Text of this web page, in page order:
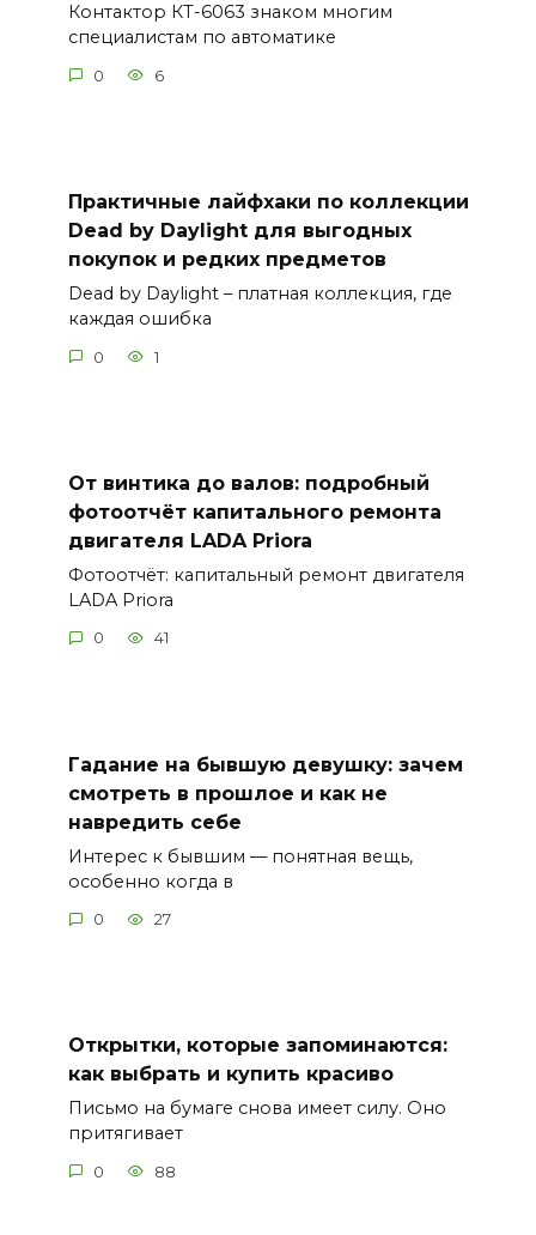
Контактор КТ-6063 знаком многим
специалистам по автоматике
0 6
Практичные лайфхаки по коллекции
Dead by Daylight для выгодных
покупок и редких предметов
Dead by Daylight – платная коллекция, где
каждая ошибка
0 1
От винтика до валов: подробный
фотоотчёт капитального ремонта
двигателя LADA Priora
Фотоотчёт: капитальный ремонт двигателя
LADA Priora
0 41
Гадание на бывшую девушку: зачем
смотреть в прошлое и как не
навредить себе
Интерес к бывшим — понятная вещь,
особенно когда в
0 27
Открытки, которые запоминаются:
как выбрать и купить красиво
Письмо на бумаге снова имеет силу. Оно
притягивает
0 88